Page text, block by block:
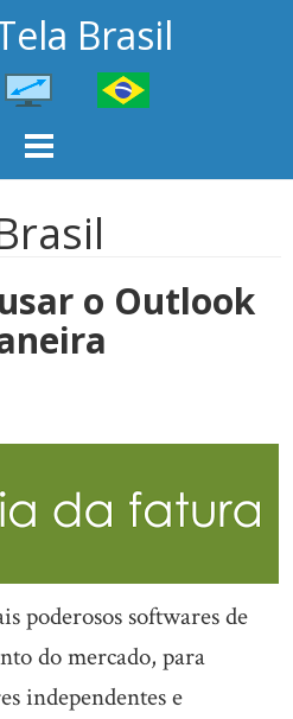
Brasil
o Outlook
poderosos softwares de
do mercado, para
independentes e